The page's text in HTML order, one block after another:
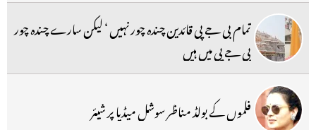
تمام بی جے پی قائدین چندہ چور نہیں ‘ لیکن سارے چندہ چور
بی جے پی میں ہیں
فلموں کے بولڈ مناظر سوشل میڈیا پر شیئر